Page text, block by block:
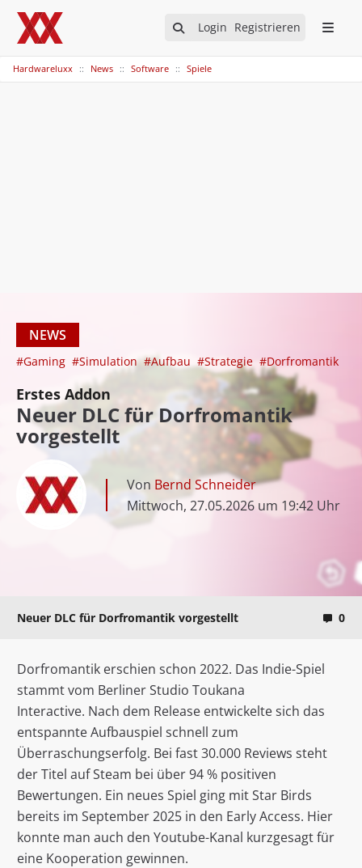
Login Registrieren
Hardwareluxx News Software Spiele
NEWS
#Gaming #Simulation #Aufbau #Strategie #Dorfromantik
Erstes Addon
Neuer DLC für Dorfromantik
vorgestellt
Von Bernd Schneider
Mittwoch, 27.05.2026 um 19:42 Uhr
Neuer DLC für Dorfromantik vorgestellt 0
Dorfromantik erschien schon 2022. Das Indie-Spiel
stammt vom Berliner Studio Toukana
Interactive. Nach dem Release entwickelte sich das
entspannte Aufbauspiel schnell zum
Überraschungserfolg. Bei fast 30.000 Reviews steht
der Titel auf Steam bei über 94 % positiven
Bewertungen. Ein neues Spiel ging mit Star Birds
bereits im September 2025 in den Early Access. Hier
konnte man auch den Youtube-Kanal kurzgesagt für
eine Kooperation gewinnen.